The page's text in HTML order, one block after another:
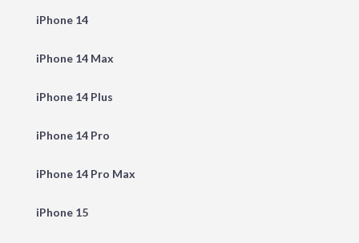
iPhone 14
iPhone 14 Max
iPhone 14 Plus
iPhone 14 Pro
iPhone 14 Pro Max
iPhone 15